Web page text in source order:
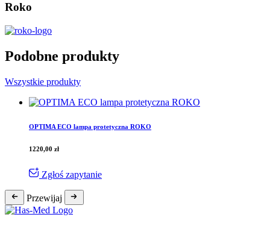
Roko
Podobne produkty
Wszystkie produkty
OPTIMA ECO lampa protetyczna ROKO
1220,00 zł
Zgłoś zapytanie
Przewijaj